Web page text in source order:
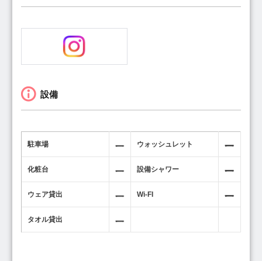
設備
駐車場 ウォッシュレット
化粧台 設備シャワー
ウェア貸出 Wi-FI
タオル貸出